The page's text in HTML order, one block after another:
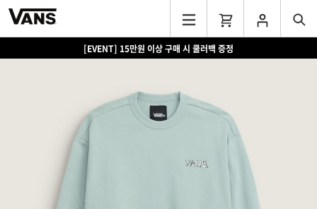
[EVENT] 15만원 이상 구매 시 쿨러백 증정